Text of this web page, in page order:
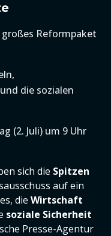
Reformpaket
die sozialen
(2. Juli) um 9 Uhr
sich die Spitzen
auf ein
die Wirtschaft
soziale Sicherheit
Presse-Agentur